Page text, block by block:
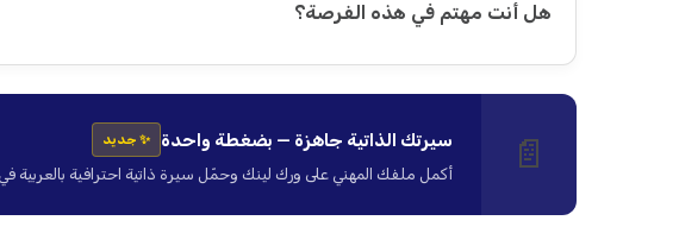
هل أنت مهتم في هذه الفرصة؟
📄 سيرتك الذاتية جاهزة — بضغطة واحدة ✨ جديد
أكمل ملفك المهني على ورك لينك وحمّل سيرة ذاتية احترافية بالعربية